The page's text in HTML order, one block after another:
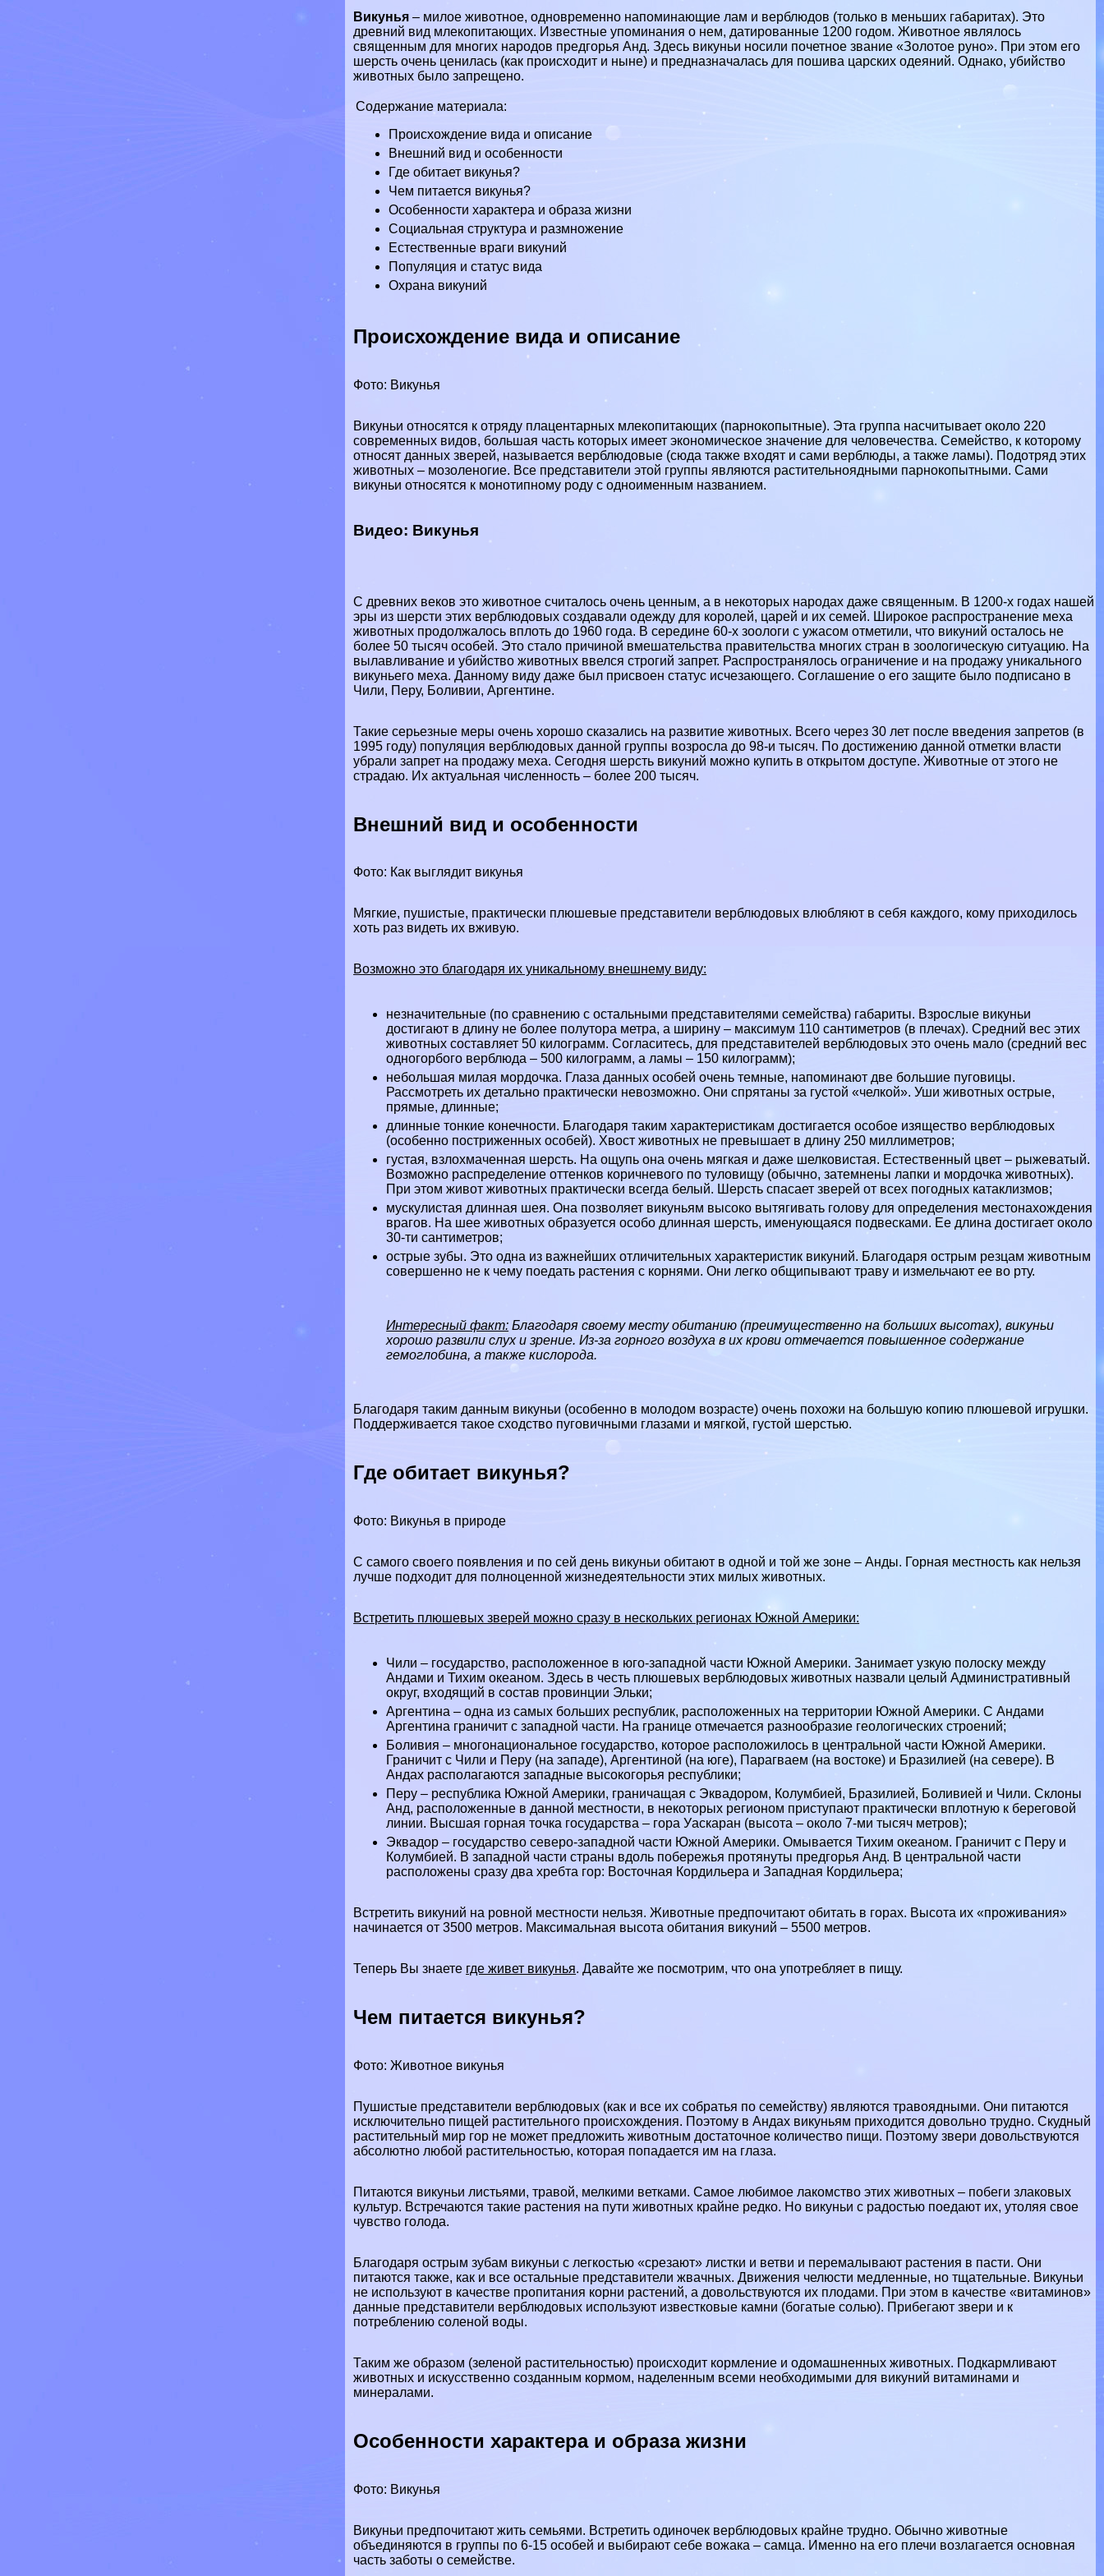
Викунья – милое животное, одновременно напоминающие лам и верблюдов (только в меньших габаритах). Это
древний вид млекопитающих. Известные упоминания о нем, датированные 1200 годом. Животное являлось
священным для многих народов предгорьяАнд. Здесь викуньи носили почетное звание «Золотое руно». При этом его
шерсть очень ценилась (как происходит и ныне) и предназначалась для пошива царских одеяний. Однако, убийство
животных было запрещено.
Содержание материала:
Происхождение вида и описание
Внешний вид и особенности
Где обитает викунья?
Чем питается викунья?
Особенности хаpaктера и образа жизни
Социальная структура и размножение
Естественные враги викyний
Популяция и статус вида
Охрана викyний
Происхождение вида и описание
Фото: Викунья
Викуньи относятся к отряду плацентарных млекопитающих (парнокопытные). Эта группа насчитывает около 220
современных видов, большая часть которых имеет экономическое значение для человечества. Семейство, к которому
относят данных зверей, называется верблюдовые (сюда также входят и сами верблюды, а также ламы). Подотряд этих
животных – мозоленогие. Все представители этой группы являются растительноядными парнокопытными. Сами
викуньи относятся к монотипному роду с одноименным названием.
Видео: Викунья
С древних веков это животное считалось очень ценным, а в некоторых народах даже священным. В 1200-х годах нашей
эры из шерсти этих верблюдовых создавали одежду для королей, царей и их семей. Широкое распространение меха
животных продолжалось вплоть до 1960 года. В середине 60-х зоологи с ужасом отметили, что викyний осталось не
более 50 тысяч особей. Это стало причиной вмешательства правительства многих стран в зоологическую ситуацию. На
вылавливание и убийство животных ввелся строгий запрет. Распространялось ограничение и на продажу уникального
викуньего меха. Данному виду даже был присвоен статус исчезающего. Соглашение о его защите было подписано в
Чили, Перу, Боливии, Аргентине.
Такие серьезные меры очень хорошо сказались на развитие животных. Всего через 30 лет после введения запретов (в
1995 году) популяция верблюдовых данной группы возросла до 98-и тысяч. По достижению данной отметки власти
убрали запрет на продажу меха. Сегодня шерсть викyний можно купить в открытом доступе. Животные от этого не
страдаю. Их актуальная численность – более 200 тысяч.
Внешний вид и особенности
Фото: Как выглядит викунья
Мягкие, пушистые, пpaктически плюшевые представители верблюдовых влюбляют в себя каждого, кому приходилось
хоть раз видеть их вживую.
Возможно это благодаря их уникальному внешнему виду:
незначительные (по сравнению с остальными представителями семейства) габариты. Взрослые викуньи
достигают в длину не более полутора метра, а ширину – максимум 110 сантиметров (в плечах). Средний вес этих
животных составляет 50 килограмм. Согласитесь, для представителей верблюдовых это очень мало (средний вес
одногорбого верблюда – 500 килограмм, а ламы – 150 килограмм);
небольшая милая мордочка. Глаза данных особей очень темные, напоминают две большие пуговицы.
Рассмотреть их детально пpaктически невозможно. Они спрятаны за густой «челкой». Уши животных острые,
прямые, длинные;
длинные тонкие конечности. Благодаря таким хаpaктеристикам достигается особое изящество верблюдовых
(особенно постриженных особей). Хвост животных не превышает в длину 250 миллиметров;
густая, взлохмаченная шерсть. На ощупь она очень мягкая и даже шелковистая. Естественный цвет – рыжеватый.
Возможно распределение оттенков коричневого по туловищу (обычно, затемнены лапки и мордочка животных).
При этом живот животных пpaктически всегда белый. Шерсть спасает зверей от всех погодных катаклизмов;
мускулистая длинная шея. Она позволяет викуньям высоко вытягивать голову для определения местонахождения
врагов. На шее животных образуется особо длинная шерсть, именующаяся подвесками. Ее длина достигает около
30-ти сантиметров;
острые зубы. Это одна из важнейших отличительных хаpaктеристик викyний. Благодаря острым резцам животным
совершенно не к чему поедать растения с корнями. Они легко общипывают траву и измельчают ее во рту.
Интересный факт: Благодаря своему месту обитанию (преимущественно на больших высотах), викуньи
хорошо развили слух и зрение. Из-за горного воздуха в их крови отмечается повышенное содержание
гемоглобина, а также кислорода.
Благодаря таким данным викуньи (особенно в молодом возрасте) очень похожи на большую копию плюшевой игрушки.
Поддерживается такое сходство пуговичными глазами и мягкой, густой шерстью.
Где обитает викунья?
Фото: Викунья в природе
С самого своего появления и по сей день викуньи обитают в одной и той же зоне –Анды. Горная местность как нельзя
лучше подходит для полноценной жизнедеятельности этих милых животных.
Встретить плюшевых зверей можно сразу в нескольких регионах Южной Америки:
Чили – государство, расположенное в юго-западной части Южной Америки. Занимает узкую полоску между
Андами иТихим океаном. Здесь в честь плюшевых верблюдовых животных назвали целый Административный
округ, входящий в состав провинции Эльки;
Аргентина – одна из самых больших республик, расположенных на территории Южной Америки. С Андами
Аргентина граничит с западной части. На границе отмечается разнообразие геологических строений;
Боливия – многонациональное государство, которое расположилось в центральной части Южной Америки.
Граничит с Чили и Перу (на западе), Аргентиной (на юге), Парагваем (на востоке) и Бразилией (на севере). В
Андах располагаются западные высокогорья республики;
Перу – республика Южной Америки, граничащая с Эквадором, Колумбией, Бразилией, Боливией и Чили. Склоны
Анд, расположенные в данной местности, в некоторых регионом приступают пpaктически вплотную к береговой
линии. Высшая горная точка государства – гора Уаскаран (высота – около 7-ми тысяч метров);
Эквадор – государство северо-западной части Южной Америки. Омывается Тихим океаном. Граничит с Перу и
Колумбией. В западной части страны вдоль побережья протянуты предгорья Анд. В центральной части
расположены сразу два хребта гор: Восточная Кордильера и Западная Кордильера;
Встретить викyний на ровной местности нельзя. Животные предпочитают обитать в горах. Высота их «проживания»
начинается от 3500 метров. Максимальная высота обитания викyний – 5500 метров.
Теперь Вы знаете где живет викунья. Давайте же посмотрим, что она употрeбляет в пищу.
Чем питается викунья?
Фото: Животное викунья
Пушистые представители верблюдовых (как и все их собратья по семейству) являютсятравоядными. Они питаются
исключительно пищей растительного происхождения. Поэтому в Андах викуньям приходится довольно трудно. Скудный
растительный мир гор не может предложить животным достаточное количество пищи. Поэтому звери довольствуются
абсолютно любой растительностью, которая попадается им на глаза.
Питаются викуньи листьями, травой, мелкими ветками. Самое любимое лакомство этих животных – побеги злаковых
культур. Встречаются такие растения на пути животных крайне редко. Но викуньи с радостью поедают их, утоляя свое
чувство голода.
Благодаря острым зубам викуньи с легкостью «срезают» листки и ветви и перемалывают растения в пасти. Они
питаются также, как и все остальные представители жвачных. Движения челюсти медленные, но тщательные. Викуньи
не используют в качестве пропитания корни растений, а довольствуются их плодами. При этом в качестве «витаминов»
данные представители верблюдовых используют известковые камни (богатые солью). Прибегают звери и к
потрeблению соленой воды.
Таким же образом (зеленой растительностью) происходит кормление и одомашненных животных. Подкармливают
животных и искусственно созданным кормом, наделенным всеми необходимыми для викyний витаминами и
минералами.
Особенности хаpaктера и образа жизни
Фото: Викунья
Викуньи предпочитают жить семьями. Встретить одиночек верблюдовых крайне трудно. Обычно животные
объединяются в группы по 6-15 особей и выбирают себе вожака – самца. Именно на его плечи возлагается основная
часть заботы о семействе.